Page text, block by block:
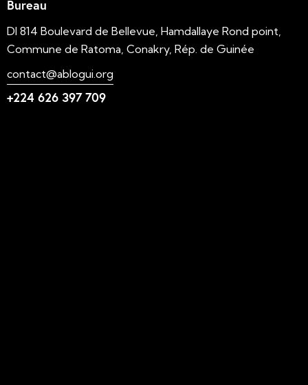
Bureau
DI 814 Boulevard de Bellevue, Hamdallaye Rond point,
Commune de Ratoma, Conakry, Rép. de Guinée
contact@ablogui.org
+224 626 397 709